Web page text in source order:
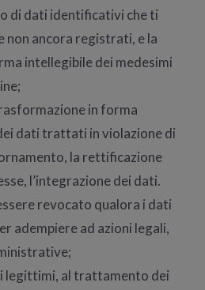
di dati identificativi che ti
non ancora registrati, e la
intellegibile dei medesimi
in forma
dati trattati in violazione di
la rettificazione
l’integrazione dei dati.
revocato qualora i dati
adempiere ad azioni legali,
legittimi, al trattamento dei